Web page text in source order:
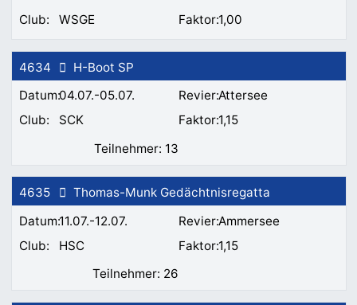
WSGE
1,00
4634
04.07.-05.07.
H-Boot SP
Attersee
SCK
1,15
13
4635
11.07.-12.07.
Thomas-Munk Gedächtnisregatta
Ammersee
HSC
1,15
26